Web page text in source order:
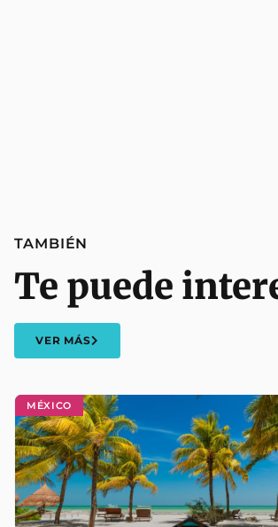
MÉXICO
TAMBIÉN
Te puede
VER MÁS